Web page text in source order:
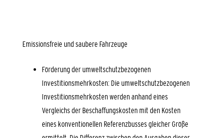
Emissionsfreie und saubere Fahrzeuge
Förderung der umweltschutzbezogenen
Investitionsmehrkosten: Die umweltschutzbezogenen
Investitionsmehrkosten werden anhand eines
Vergleichs der Beschaffungskosten mit den Kosten
eines konventionellen Referenzbusses gleicher Größe